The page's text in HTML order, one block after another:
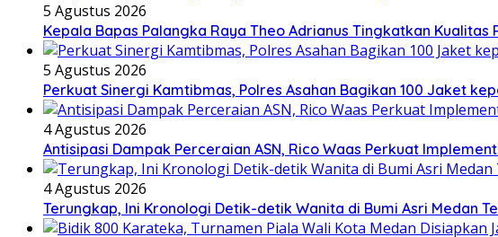
5 Agustus 2026
Kepala Bapas Palangka Raya Theo Adrianus Tingkatkan
5 Agustus 2026
Perkuat Sinergi Kamtibmas, Polres Asahan Bagikan 100 Jaket
4 Agustus 2026
Antisipasi Dampak Perceraian ASN, Rico Waas Perkuat
4 Agustus 2026
Terungkap, Ini Kronologi Detik-detik Wanita di Bumi Asri Medan